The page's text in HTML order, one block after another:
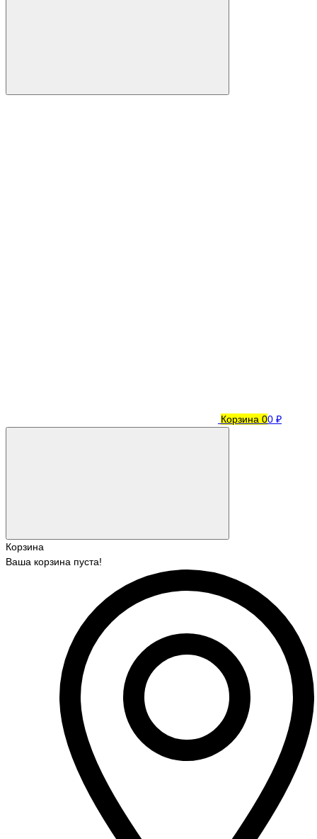
Корзина 00 ₽
Корзина
Ваша корзина пуста!